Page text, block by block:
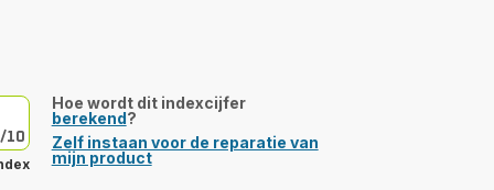
/10
Hoe wordt dit indexcijfer
berekend?
Zelf instaan voor de reparatie van
mijn product